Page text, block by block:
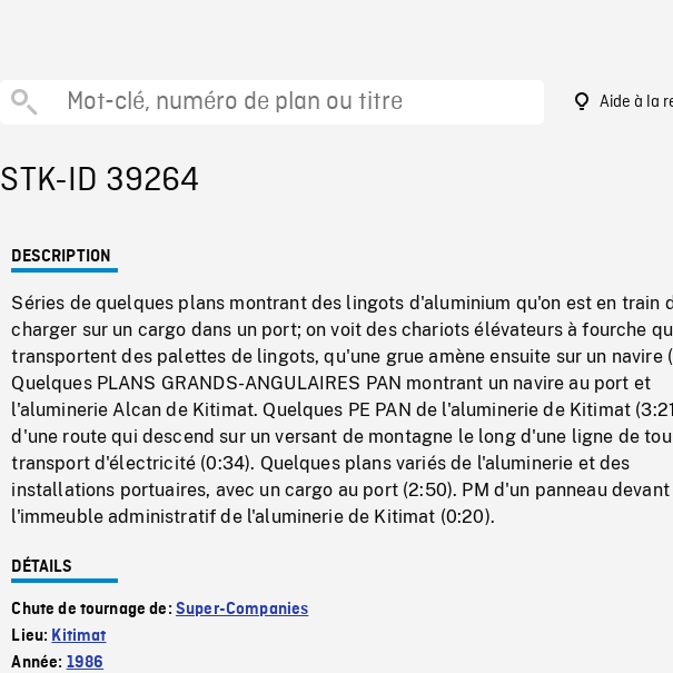
Aide à la
STK-ID 39264
DESCRIPTION
Séries de quelques plans montrant des lingots d'aluminium qu'on est en train
charger sur un cargo dans un port; on voit des chariots élévateurs à fourche
transportent des palettes de lingots, qu'une grue amène ensuite sur un navire
Quelques PLANS GRANDS-ANGULAIRES PAN montrant un navire au port et
l'aluminerie Alcan de Kitimat. Quelques PE PAN de l'aluminerie de Kitimat
d'une route qui descend sur un versant de montagne le long d'une ligne de
transport d'électricité (0:34). Quelques plans variés de l'aluminerie et des
installations portuaires, avec un cargo au port (2:50). PM d'un panneau devant
l'immeuble administratif de l'aluminerie de Kitimat (0:20).
DÉTAILS
Chute de tournage de: Super-Companies
Lieu: Kitimat
Année: 1986